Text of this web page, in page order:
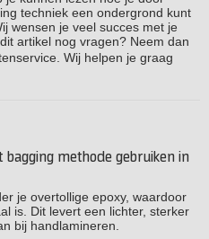
techniek een ondergrond kunt
wensen je veel succes met je
artikel nog vragen? Neem dan
Wij helpen je graag
methode gebruiken in
je overtollige epoxy, waardoor
is. Dit levert een lichter, sterker
bij handlamineren.